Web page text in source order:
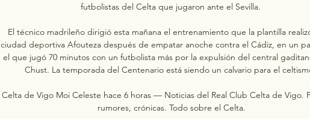
futbolistas del Celta que jugaron ante el Sevilla.
El técnico madrileño dirigió esta mañana el entrenamiento que la plantilla
ciudad deportiva Afouteza después de empatar anoche contra el Cádiz, en un
el que jugó 70 minutos con un futbolista más por la expulsión del central
Chust. La temporada del Centenario está siendo un calvario para el
Celta de Vigo Moi Celeste hace 6 horas — Noticias del Real Club Celta de Vigo.
rumores, crónicas. Todo sobre el Celta.